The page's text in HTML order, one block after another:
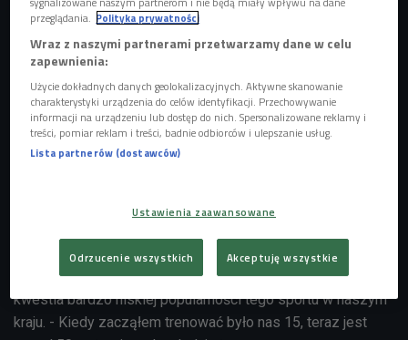
AWF Warszawa Julio Brzeziński.
Jakubem Grzybowskim
Rugby w Polsce
drużyn zmaga się z brakiem młodych zawodników. Jak
pozyskiwanie nowych zawodników rugby jest dawanie
szansy osobom, które trenują inne dyscypliny. To
kwestia bardzo niskiej popularności tego sportu w naszym
kraju. - Kiedy zacząłem trenować było nas 15, teraz jest
przeglądania. Polityka prywatności
Wraz z naszymi partnerami przetwarzamy dane w celu
zapewnienia:
Użycie dokładnych danych geolokalizacyjnych. Aktywne skanowanie
charakterystyki urządzenia do celów identyfikacji. Przechowywanie
informacji na urządzeniu lub dostęp do nich. Spersonalizowane reklamy i
treści, pomiar reklam i treści, badnie odbiorców i ulepszanie usług.
Lista partnerów (dostawców)
Ustawienia zaawansowane
Odrzucenie wszystkich Akceptuję wszystkie